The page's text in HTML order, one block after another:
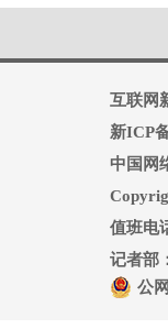
互联网
新ICP
中国网
值班电
记者部
公